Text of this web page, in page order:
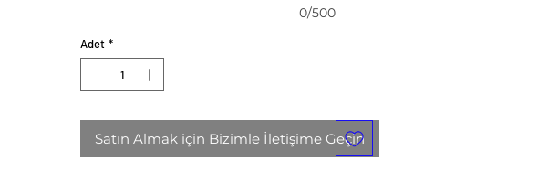
0/500
Adet *
Satın Almak için Bizimle İletişime Geçin